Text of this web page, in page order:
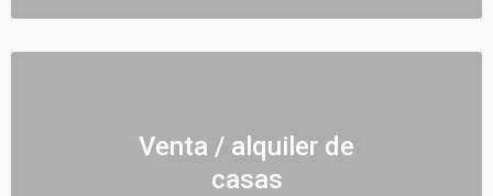
Venta / alquiler de
casas